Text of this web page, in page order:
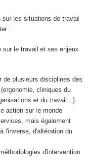
les situations de travail
:
sur le travail et ses enjeux
de plusieurs disciplines des
cliniques du
et du travail...).
action sur le monde
mais également
l'inverse, d'altération du
d'intervention